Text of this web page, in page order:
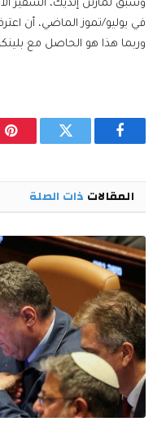
وسبق لمارتن إنديك، السفير
في يوليو/تموز الماضي، أن
وربما هذا هو الحاصل مع
فيسبوك تويتر
المقالات ذات الصلة